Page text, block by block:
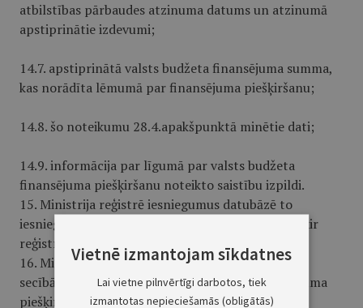
atbilstības pārbaudes atzinuma datums un atzinumā
apstiprinātie izdevumi;
14.7. apstiprinātā valsts budžeta finansējuma summa,
kas norādīta lē­mumā par finansējuma piešķiršanu;
14.8. šo noteikumu 28.4.apakšpunktā minētie dati;
14.9. informācija par līgumā par valsts budžeta
finansējuma piešķiršanu noteikto saistību izpildi.
15. Ministrija reģistrē iesniegumus datubāzē to
iesniegšanas secībā un katram iesniegumam piešķir
reģistrācijas numuru.
16. Ministrija izskata iesniegumus to reģistrācijas
secībā, ņemot vērā šādus valsts budžeta finansējuma
piešķiršanas nosacījumus:
Vietnē izmantojam sīkdatnes
Lai vietne pilnvērtīgi darbotos, tiek
izmantotas nepieciešamās (obligātās)